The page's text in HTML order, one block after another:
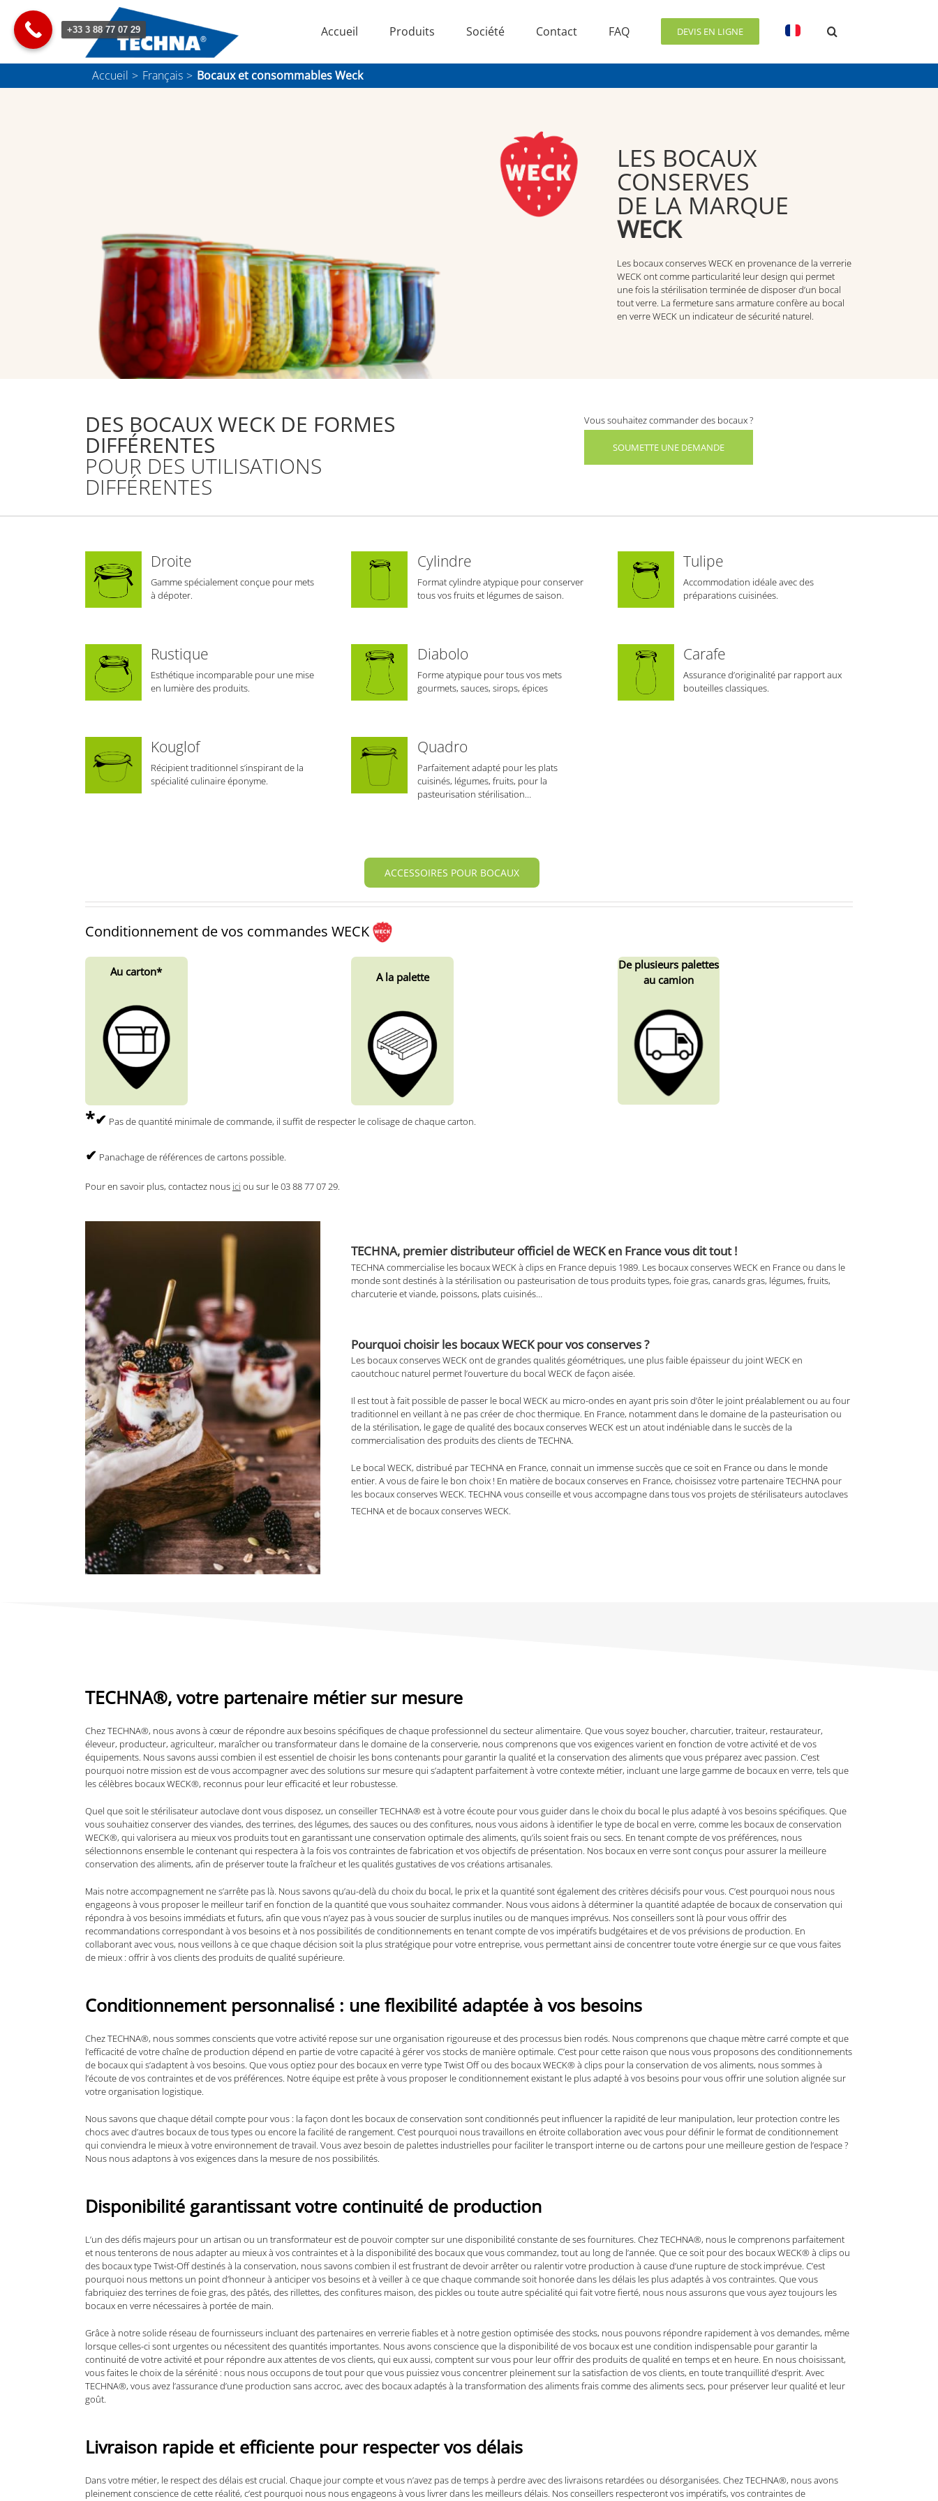
contenu
Accueil Produits Société Contact FAQ DEVIS EN LIGNE
Accueil Français Bocaux et consommables Weck
LES BOCAUX
CONSERVES
DE LA MARQUE
WECK
Les bocaux conserves WECK en provenance de la verrerie
WECK ont comme particularité leur design qui permet
une fois la stérilisation terminée de disposer d’un bocal
tout verre. La fermeture sans armature confère au bocal
en verre WECK un indicateur de sécurité naturel.
DES BOCAUX WECK DE FORMES
DIFFÉRENTES
POUR DES UTILISATIONS
DIFFÉRENTES
Vous souhaitez commander des bocaux ?
SOUMETTE UNE DEMANDE
Droite
Gamme spécialement conçue pour mets
à dépoter.
Cylindre
Format cylindre atypique pour conserver
tous vos fruits et légumes de saison.
Tulipe
Accommodation idéale avec des
préparations cuisinées.
Rustique
Esthétique incomparable pour une mise
en lumière des produits.
Diabolo
Forme atypique pour tous vos mets
gourmets, sauces, sirops, épices
Carafe
Assurance d’originalité par rapport aux
bouteilles classiques.
Kouglof
Récipient traditionnel s’inspirant de la
spécialité culinaire éponyme.
Quadro
Parfaitement adapté pour les plats
cuisinés, légumes, fruits, pour la
pasteurisation stérilisation…
ACCESSOIRES POUR BOCAUX
Conditionnement de vos commandes WECK
Au carton* A la palette
De plusieurs palettes
au camion
*✔ Pas de quantité minimale de commande, il suffit de respecter le colisage de chaque carton.
✔ Panachage de références de cartons possible.
Pour en savoir plus, contactez nous ici ou sur le 03 88 77 07 29.
TECHNA, premier distributeur officiel de WECK en France vous dit tout !
TECHNA commercialise les bocaux WECK à clips en France depuis 1989. Les bocaux conserves WECK en France ou dans le
monde sont destinés à la stérilisation ou pasteurisation de tous produits types, foie gras, canards gras, légumes, fruits,
charcuterie et viande, poissons, plats cuisinés…
Pourquoi choisir les bocaux WECK pour vos conserves ?
Les bocaux conserves WECK ont de grandes qualités géométriques, une plus faible épaisseur du joint WECK en
caoutchouc naturel permet l’ouverture du bocal WECK de façon aisée.
Il est tout à fait possible de passer le bocal WECK au micro-ondes en ayant pris soin d’ôter le joint préalablement ou au four
traditionnel en veillant à ne pas créer de choc thermique. En France, notamment dans le domaine de la pasteurisation ou
de la stérilisation, le gage de qualité des bocaux conserves WECK est un atout indéniable dans le succès de la
commercialisation des produits des clients de TECHNA.
Le bocal WECK, distribué par TECHNA en France, connait un immense succès que ce soit en France ou dans le monde
entier. A vous de faire le bon choix ! En matière de bocaux conserves en France, choisissez votre partenaire TECHNA pour
les bocaux conserves WECK. TECHNA vous conseille et vous accompagne dans tous vos projets de stérilisateurs autoclaves
TECHNA et de bocaux conserves WECK.
TECHNA®, votre partenaire métier sur mesure
Chez TECHNA®, nous avons à cœur de répondre aux besoins spécifiques de chaque professionnel du secteur alimentaire. Que vous soyez boucher, charcutier, traiteur, restaurateur,
éleveur, producteur, agriculteur, maraîcher ou transformateur dans le domaine de la conserverie, nous comprenons que vos exigences varient en fonction de votre activité et de vos
équipements. Nous savons aussi combien il est essentiel de choisir les bons contenants pour garantir la qualité et la conservation des aliments que vous préparez avec passion. C’est
pourquoi notre mission est de vous accompagner avec des solutions sur mesure qui s’adaptent parfaitement à votre contexte métier, incluant une large gamme de bocaux en verre, tels que
les célèbres bocaux WECK®, reconnus pour leur efficacité et leur robustesse.
Quel que soit le stérilisateur autoclave dont vous disposez, un conseiller TECHNA® est à votre écoute pour vous guider dans le choix du bocal le plus adapté à vos besoins spécifiques. Que
vous souhaitiez conserver des viandes, des terrines, des légumes, des sauces ou des confitures, nous vous aidons à identifier le type de bocal en verre, comme les bocaux de conservation
WECK®, qui valorisera au mieux vos produits tout en garantissant une conservation optimale des aliments, qu’ils soient frais ou secs. En tenant compte de vos préférences, nous
sélectionnons ensemble le contenant qui respectera à la fois vos contraintes de fabrication et vos objectifs de présentation. Nos bocaux en verre sont conçus pour assurer la meilleure
conservation des aliments, afin de préserver toute la fraîcheur et les qualités gustatives de vos créations artisanales.
Mais notre accompagnement ne s’arrête pas là. Nous savons qu’au-delà du choix du bocal, le prix et la quantité sont également des critères décisifs pour vous. C’est pourquoi nous nous
engageons à vous proposer le meilleur tarif en fonction de la quantité que vous souhaitez commander. Nous vous aidons à déterminer la quantité adaptée de bocaux de conservation qui
répondra à vos besoins immédiats et futurs, afin que vous n’ayez pas à vous soucier de surplus inutiles ou de manques imprévus. Nos conseillers sont là pour vous offrir des
recommandations correspondant à vos besoins et à nos possibilités de conditionnements en tenant compte de vos impératifs budgétaires et de vos prévisions de production. En
collaborant avec vous, nous veillons à ce que chaque décision soit la plus stratégique pour votre entreprise, vous permettant ainsi de concentrer toute votre énergie sur ce que vous faites
de mieux : offrir à vos clients des produits de qualité supérieure.
Conditionnement personnalisé : une flexibilité adaptée à vos besoins
Chez TECHNA®, nous sommes conscients que votre activité repose sur une organisation rigoureuse et des processus bien rodés. Nous comprenons que chaque mètre carré compte et que
l’efficacité de votre chaîne de production dépend en partie de votre capacité à gérer vos stocks de manière optimale. C’est pour cette raison que nous vous proposons des conditionnements
de bocaux qui s’adaptent à vos besoins. Que vous optiez pour des bocaux en verre type Twist Off ou des bocaux WECK® à clips pour la conservation de vos aliments, nous sommes à
l’écoute de vos contraintes et de vos préférences. Notre équipe est prête à vous proposer le conditionnement existant le plus adapté à vos besoins pour vous offrir une solution alignée sur
votre organisation logistique.
Nous savons que chaque détail compte pour vous : la façon dont les bocaux de conservation sont conditionnés peut influencer la rapidité de leur manipulation, leur protection contre les
chocs avec d’autres bocaux de tous types ou encore la facilité de rangement. C’est pourquoi nous travaillons en étroite collaboration avec vous pour définir le format de conditionnement
qui conviendra le mieux à votre environnement de travail. Vous avez besoin de palettes industrielles pour faciliter le transport interne ou de cartons pour une meilleure gestion de l’espace ?
Nous nous adaptons à vos exigences dans la mesure de nos possibilités.
Disponibilité garantissant votre continuité de production
L’un des défis majeurs pour un artisan ou un transformateur est de pouvoir compter sur une disponibilité constante de ses fournitures. Chez TECHNA®, nous le comprenons parfaitement
et nous tenterons de nous adapter au mieux à vos contraintes et à la disponibilité des bocaux que vous commandez, tout au long de l’année. Que ce soit pour des bocaux WECK® à clips ou
des bocaux type Twist-Off destinés à la conservation, nous savons combien il est frustrant de devoir arrêter ou ralentir votre production à cause d’une rupture de stock imprévue. C’est
pourquoi nous mettons un point d’honneur à anticiper vos besoins et à veiller à ce que chaque commande soit honorée dans les délais les plus adaptés à vos contraintes. Que vous
fabriquiez des terrines de foie gras, des pâtés, des rillettes, des confitures maison, des pickles ou toute autre spécialité qui fait votre fierté, nous nous assurons que vous ayez toujours les
bocaux en verre nécessaires à portée de main.
Grâce à notre solide réseau de fournisseurs incluant des partenaires en verrerie fiables et à notre gestion optimisée des stocks, nous pouvons répondre rapidement à vos demandes, même
lorsque celles-ci sont urgentes ou nécessitent des quantités importantes. Nous avons conscience que la disponibilité de vos bocaux est une condition indispensable pour garantir la
continuité de votre activité et pour répondre aux attentes de vos clients, qui eux aussi, comptent sur vous pour leur offrir des produits de qualité en temps et en heure. En nous choisissant,
vous faites le choix de la sérénité : nous nous occupons de tout pour que vous puissiez vous concentrer pleinement sur la satisfaction de vos clients, en toute tranquillité d’esprit. Avec
TECHNA®, vous avez l’assurance d’une production sans accroc, avec des bocaux adaptés à la transformation des aliments frais comme des aliments secs, pour préserver leur qualité et leur
goût.
Livraison rapide et efficiente pour respecter vos délais
Dans votre métier, le respect des délais est crucial. Chaque jour compte et vous n’avez pas de temps à perdre avec des livraisons retardées ou désorganisées. Chez TECHNA®, nous avons
pleinement conscience de cette réalité, c’est pourquoi nous nous engageons à vous livrer dans les meilleurs délais. Nos conseillers respecteront vos impératifs, vos contraintes de
+33 3 88 77 07 29